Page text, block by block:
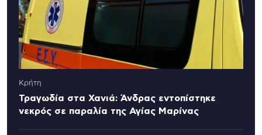
Κρήτη
Τραγωδία στα Χανιά: Άνδρας εντοπίστηκε
νεκρός σε παραλία της Αγίας Μαρίνας